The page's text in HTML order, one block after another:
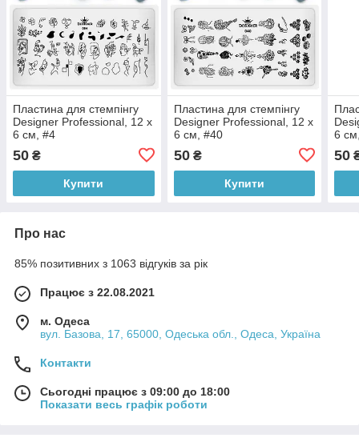
Пластина для стемпінгу
Designer Professional, 12 х
6 см, #4
50 ₴
Купити
Пластина для стемпінгу
Designer Professional, 12 х
6 см, #40
50₴
Купити
6
50
Про нас
85% позитивних з 1063 відгуків за рік
Працює з 22.08.2021
м. Одеса
вул. Базова, 17, 65000, Одеська обл., Одеса, Україна
Контакти
Сьогодні працює з 09:00 до 18:00
Показати весь графік роботи